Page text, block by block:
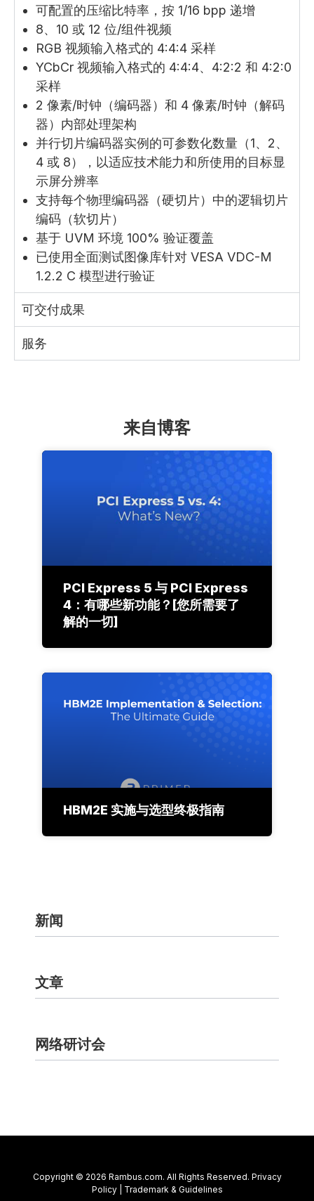
可配置的压缩比特率，按 1/16 bpp 递增
8、10 或 12 位/组件视频
RGB 视频输入格式的 4:4:4 采样
YCbCr 视频输入格式的 4:4:4、4:2:2 和 4:2:0
采样
2 像素/时钟（编码器）和 4 像素/时钟（解码
器）内部处理架构
并行切片编码器实例的可参数化数量（1、2、
4 或 8），以适应技术能力和所使用的目标显
示屏分辨率
支持每个物理编码器（硬切片）中的逻辑切片
编码（软切片）
基于 UVM 环境 100% 验证覆盖
已使用全面测试图像库针对 VESA VDC-M
1.2.2 C 模型进行验证
可交付成果
服务
来自博客
PCI Express 5 与 PCI Express
4：有哪些新功能？[您所需要了
解的一切]
HBM2E 实施与选型终极指南
新闻
文章
网络研讨会
联系我们
Copyright © 2026 Rambus.com. All Rights Reserved. Privacy
Policy| Trademark & Guidelines